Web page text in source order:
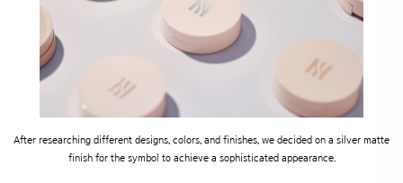
After researching different designs, colors, and finishes, we decided on a silver matte
finish for the symbol to achieve a sophisticated appearance.